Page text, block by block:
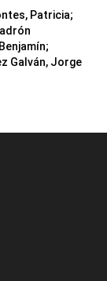
Patricia;
;
Galván, Jorge